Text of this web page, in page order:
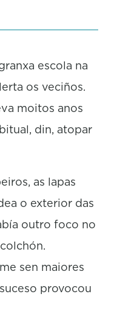
escola na
os veciños.
moitos anos
din, atopar
as lapas
o exterior das
outro foco no
sen maiores
provocou